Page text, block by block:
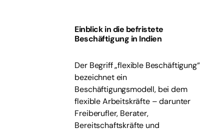
Einblick in die befristete
Beschäftigung in Indien
Der Begriff „flexible Beschäftigung“
bezeichnet ein
Beschäftigungsmodell, bei dem
flexible Arbeitskräfte – darunter
Freiberufler, Berater,
Bereitschaftskräfte und